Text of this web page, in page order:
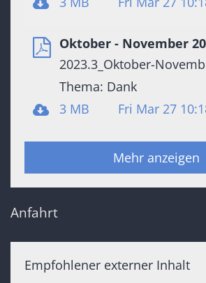
Oktober - November
2023.3_Oktober-
Thema: Dank
3 MB
Fri Mar 27
Mehr anzeigen
Anfahrt
Empfohlener externer Inhalt